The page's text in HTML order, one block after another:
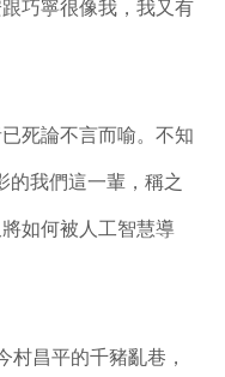
巧寧很像我，我又有
死論不言而喻。不知
的我們這一輩，稱之
如何被人工智慧導
昌平的千豬亂巷，